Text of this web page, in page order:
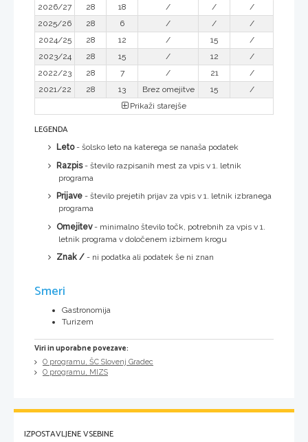
2026/27
28 18 / /
/
2025/26
28 6 / /
/
2024/25
28 12 / 15
/
2023/24
28 15 / 12
/
2022/23
28 7 / 21
/
2021/22
28 13 Brez omejitve 15
/
Prikaži starejše
LEGENDA
Leto- šolsko leto na katerega se nanaša podatek
Razpis- število razpisanih mest za vpis v 1. letnik
programa
Prijave - število prejetih prijav za vpis v 1. letnik izbranega
programa
Omejitev- minimalno število točk, potrebnih za vpis v 1.
letnik programa v določenem izbirnem krogu
Znak / - ni podatka ali podatek še ni znan
Smeri
Gastronomija
Turizem
Viri in uporabne povezave:
O programu, ŠC Slovenj Gradec
O programu, MIZS
IZPOSTAVLJENE VSEBINE